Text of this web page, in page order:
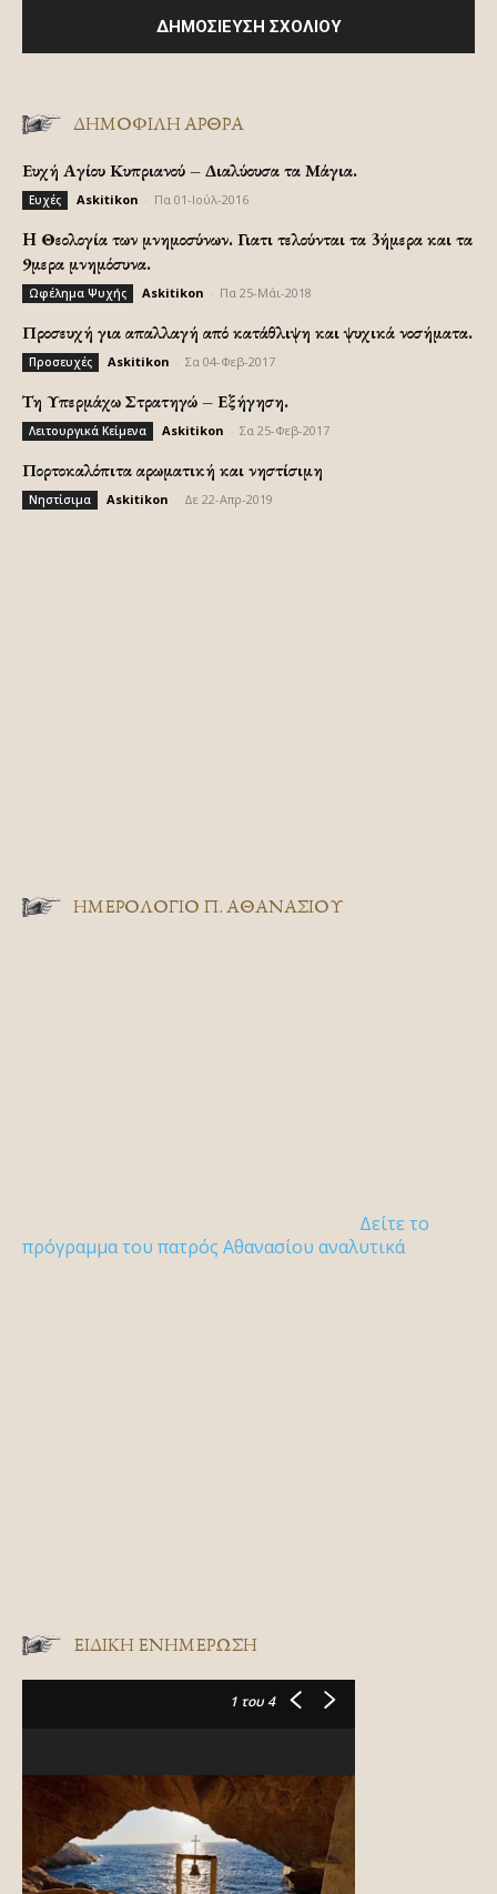
ΔΗΜΟΦΙΛΗ ΑΡΘΡΑ
Ευχή Αγίου Κυπριανού – Διαλύουσα τα Μάγια.
Ευχές Askitikon Πα 01-Ιούλ-2016
H Θεολογία των μνημοσύνων. Γιατι τελούνται τα 3ήμερα και τα
9μερα μνημόσυνα.
Ωφέλημα Ψυχής Askitikon Πα 25-Μάι-2018
Προσευχή για απαλλαγή από κατάθλιψη και ψυχικά νοσήματα.
Προσευχές Askitikon Σα 04-Φεβ-2017
Τη Υπερμάχω Στρατηγώ – Εξήγηση.
Λειτουργικά Κείμενα Askitikon Σα 25-Φεβ-2017
Πορτοκαλόπιτα αρωματική και νηστίσιμη
Νηστίσιμα Askitikon Δε 22-Απρ-2019
ΗΜΕΡΟΛΟΓΙΟ Π. ΑΘΑΝΑΣΙΟΥ
Δείτε το
πρόγραμμα του πατρός Αθανασίου αναλυτικά
ΕΙΔΙΚΉ ΕΝΗΜΈΡΩΣΗ
1 του 4